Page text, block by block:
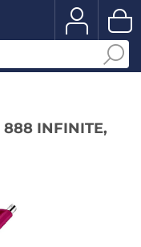
INFINITE,